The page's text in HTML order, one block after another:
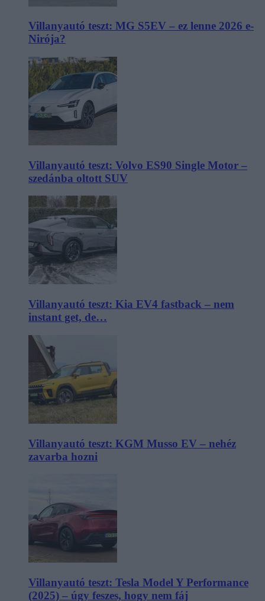
Villanyautó teszt: MG S5EV – ez lenne 2026 e-
Nirója?
Villanyautó teszt: Volvo ES90 Single Motor –
szedánba oltott SUV
Villanyautó teszt: Kia EV4 fastback – nem
instant get, de…
Villanyautó teszt: KGM Musso EV – nehéz
zavarba hozni
Villanyautó teszt: Tesla Model Y Performance
(2025) – úgy feszes, hogy nem fáj